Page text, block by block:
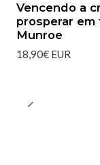
Vencendo a
prosperar
Munroe
18,90€ EUR